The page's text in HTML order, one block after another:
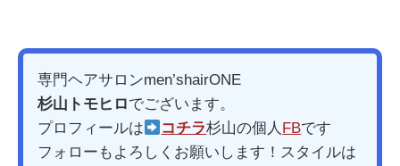
専門ヘアサロンmen’shairONE
杉山トモヒロでございます。
プロフィールは
コチラ杉山の個人 FBです
フォローもよろしくお願いします！スタイルは